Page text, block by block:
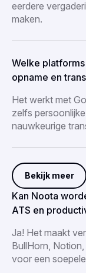
eerdere
maken.
Welke
opname en
Het werkt met
zelfs
nauwkeurige
Bekijk meer
Kan Noota
ATS en
Ja! Het maakt
BullHorn,
voor een